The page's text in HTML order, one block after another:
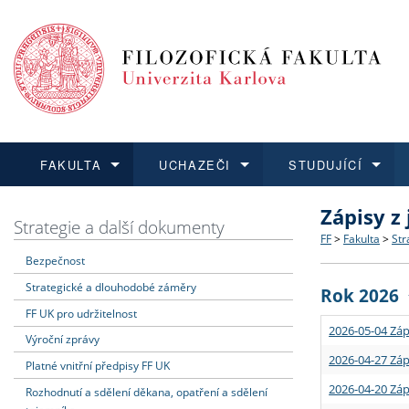
FAKULTA
Dozvědět se více
Struktura
Strategie
Podpora
UCHAZEČI
Podat přihlášku
Co
Učitelské
STUDUJÍCÍ
Dozvědět se více
Rigorózní
Dozvědět se více
O vědě a
Granty a
Dozvědět se více
Aktuální
Strategie a další dokumenty
Bezpečnost
Strategické a dlouhodobé záměry
FF UK pro udržitelnost
Výroční zprávy
Platné vnitřní předpisy FF UK
Rozhodnutí a sdělení děkana, opatření a sdělení
Zápisy
FF > Fakulta >
Rok 2026
2026-05-04
2026-04-27
2026-04-20